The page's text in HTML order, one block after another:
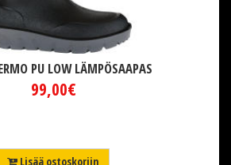
PU LOW LÄMPÖSAAPAS
99,00€
Lisää ostoskoriin